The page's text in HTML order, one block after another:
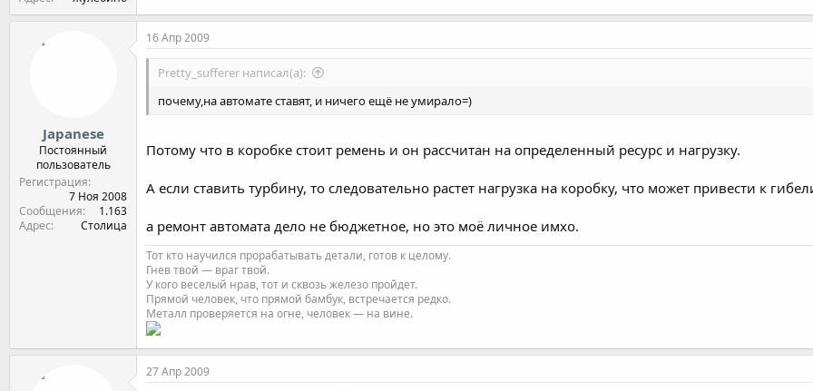
Japanese
Постоянный
пользователь
Регистрация
7 Ноя 2008
Сообщения
1.163
Адрес
Столица
16 Апр 2009
Pretty_sufferer написал(а):
почему,на автомате ставят, и ничего ещё не умирало=)
Потому что в коробке стоит ремень и он рассчитан на определенный ресурс и нагрузку.
А если ставить турбину, то следовательно растет нагрузка на коробку, что может привести к
а ремонт автомата дело не бюджетное, но это моё личное имхо.
Тот кто научился прорабатывать детали, готов к целому.
Гнев твой — враг твой.
У кого веселый нрав, тот и сквозь железо пройдет.
Прямой человек, что прямой бамбук, встречается редко.
Металл проверяется на огне, человек — на вине.
27 Апр 2009